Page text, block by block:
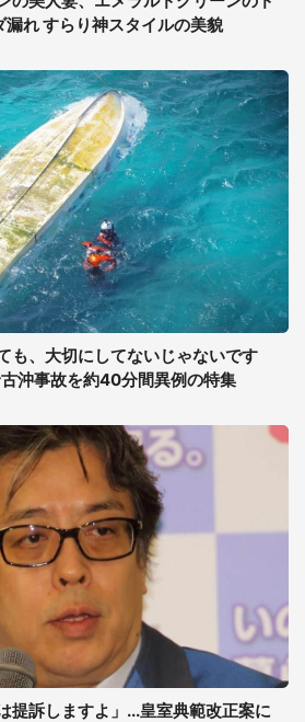
れ すらり神スタイルの美貌
も、大切にしてないじゃないです
沖事故を約40分間異例の特集
提訴しますよ」...皇室典範改正案に